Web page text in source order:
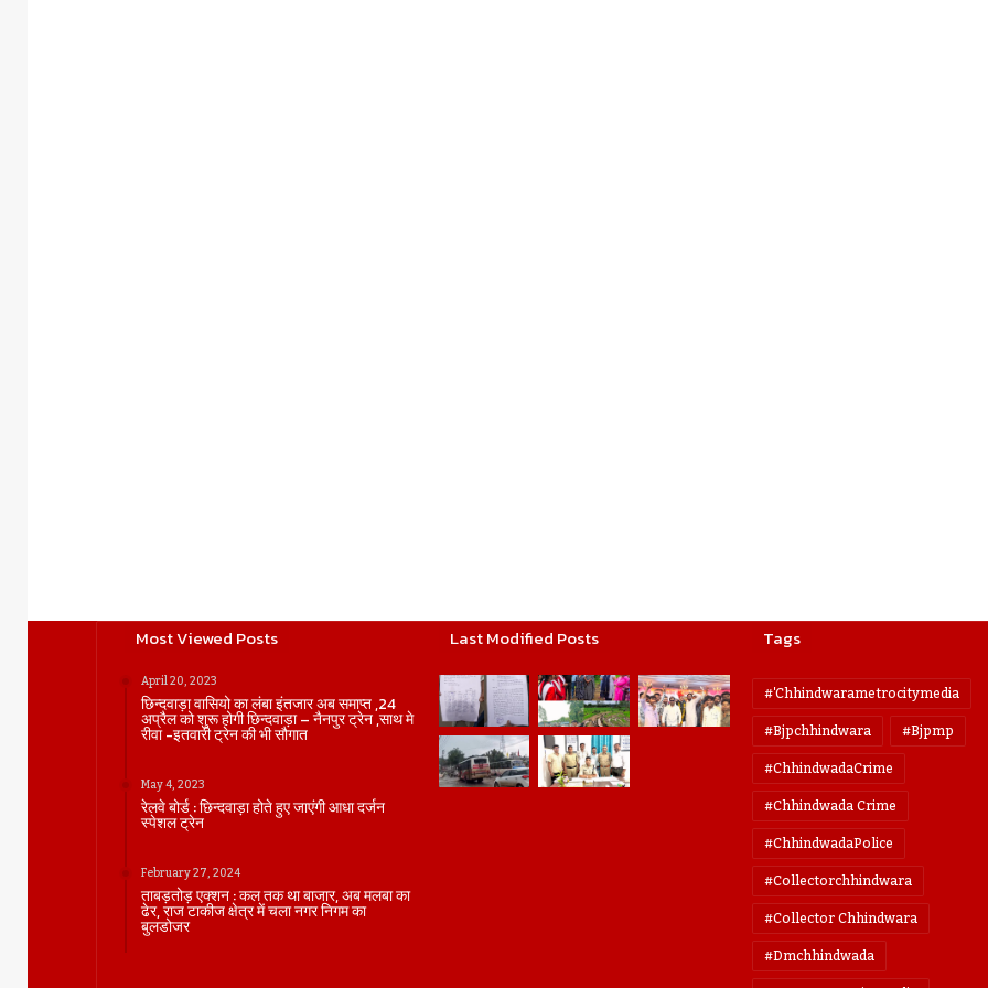
Most Viewed Posts
April 20, 2023
छिन्दवाड़ा वासियो का लंबा इंतजार अब समाप्त ,24
अप्रैल को शुरू होगी छिन्दवाड़ा – नैनपुर ट्रेन ,साथ मे
रीवा -इतवारी ट्रेन की भी सौगात
May 4, 2023
रेलवे बोर्ड : छिन्दवाड़ा होते हुए जाएंगी आधा दर्जन
स्पेशल ट्रेन
February 27, 2024
ताबड़तोड़ एक्शन : कल तक था बाजार, अब मलबा का
ढेर, राज टाकीज क्षेत्र में चला नगर निगम का
बुलडोजर
Last Modified Posts Tags
#'chhindwarametrocitymedia
#bjpchhindwara
#bjpmp
#ChhindwadaCrime
#Chhindwada Crime
#ChhindwadaPolice
#collectorchhindwara
#collector Chhindwara
#dmchhindwada